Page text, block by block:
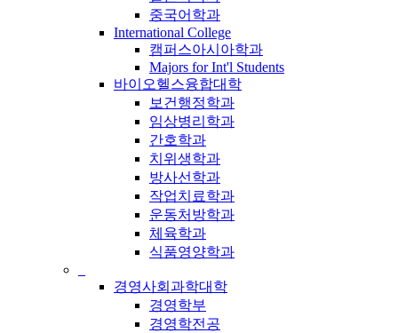
중국어학과
International College
캠퍼스아시아학과
Majors for Int'l Students
바이오헬스융합대학
보건행정학과
임상병리학과
간호학과
치위생학과
방사선학과
작업치료학과
운동처방학과
체육학과
식품영양학과
경영사회과학대학
경영학부
경영학전공